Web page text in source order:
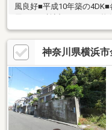
風良好■平成10年築の
浦店へお任せください♪～
しい」「まだ探し始めで何
安の解消や、ご要望につい
お気軽にお客様のご希望条
せ・見学予約も「資料請
神奈川県横浜